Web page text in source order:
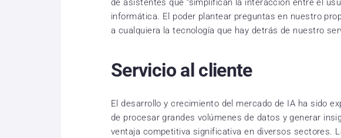
de asistentes que “simplifican la interacción entre el
informática. El poder plantear preguntas en nuestro
a cualquiera la tecnología que hay detrás de nuestro
Servicio al cliente
El desarrollo y crecimiento del mercado de IA ha sido
de procesar grandes volúmenes de datos y generar
ventaja competitiva significativa en diversos sectores.